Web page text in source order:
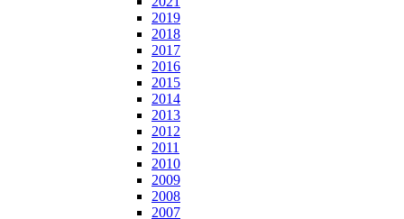
2019
2018
2017
2016
2015
2014
2013
2012
2011
2010
2009
2008
2007